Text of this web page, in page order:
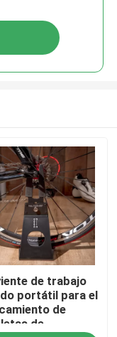
de trabajo
portátil para el
de
de